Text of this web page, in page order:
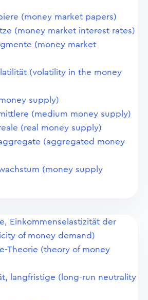
(money market papers)
(money market interest rates)
(money market
(volatility in the money
supply)
(medium money supply)
(real money supply)
(aggregated money
(money supply
Einkommenselastizität der
of money demand)
Theorie (theory of money
langfristige (long-run neutrality